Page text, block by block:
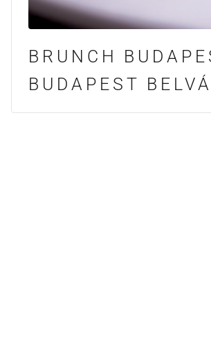
BRUNCH
BUDAPEST